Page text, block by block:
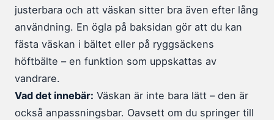
justerbara och att väskan sitter bra även efter lång
användning. En ögla på baksidan gör att du kan
fästa väskan i bältet eller på ryggsäckens
höftbälte – en funktion som uppskattas av
vandrare.
Vad det innebär: Väskan är inte bara lätt – den är
också anpassningsbar. Oavsett om du springer till